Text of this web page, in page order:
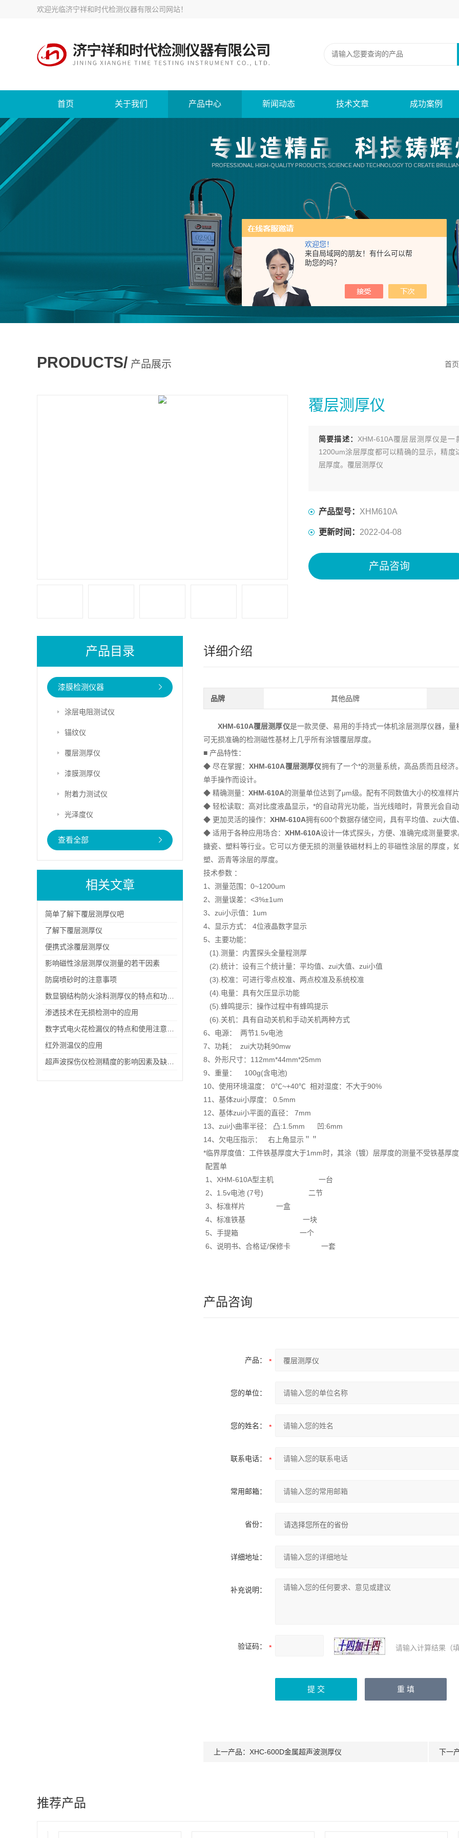
欢迎您！
来自局域网的朋友！有什么可以帮
助您的吗？
欢迎光临济宁祥和时代检测仪器有限公司网站！
首页 关于我们 产品中心 新闻动态 技术文章 成功案例
PRODUCTS/ 产品展示 首页
覆层测厚仪
简要描述： XHM-610A覆层层测厚仪是
1200um涂层厚度都可以精确的显示，精
层厚度。覆层测厚仪
产品型号： XHM610A
更新时间： 2022-04-08
产品咨询
产品目录
漆膜检测仪器
涂层电阻测试仪
锚纹仪
覆层测厚仪
漆膜测厚仪
附着力测试仪
光泽度仪
查看全部
相关文章
简单了解下覆层测厚仪吧
了解下覆层测厚仪
便携式涂覆层测厚仪
影响磁性涂层测厚仪测量的若干因素
防腐喷砂时的注意事项
渗透技术在无损检测中的应用
红外测温仪的应用
详细介绍
品牌 其他品牌
XHM-610A覆层测厚仪是一款灵便、易用的手持式一体机涂层测厚仪器，
可无损准确的检测磁性基材上几乎所有涂镀覆层厚度。
■ 产品特性：
◆ 尽在掌握：XHM-610A覆层测厚仪拥有了一个*的测量系统，高品质而且经
单手操作而设计。
◆ 精确测量： XHM-610A的测量单位达到了μm级。配有不同数值大小的校准样
◆ 轻松读取：高对比度液晶显示，*的自动背光功能，当光线暗时，背景光会自
◆ 更加灵活的操作： XHM-610A拥有600个数据存储空间，具有平均值、zui大
◆ 适用于各种应用场合： XHM-610A设计一体式探头，方便、准确完成测量要
搪瓷、塑料等行业。它可以方便无损的测量铁磁材料上的非磁性涂层的厚度
塑、沥青等涂层的厚度。
技术参数 ：
1、测量范围：0~1200um
2、测量误差：<3%±1um
3、zui小示值：1um
4、显示方式： 4位液晶数字显示
5、主要功能：
(1).测量：内置探头全量程测厚
(2).统计：设有三个统计量：平均值、zui大值、zui小值
(3).校准：可进行零点校准、两点校准及系统校准
(4).电量：具有欠压显示功能
(5).蜂鸣提示：操作过程中有蜂鸣提示
(6).关机：具有自动关机和手动关机两种方式
6、电源： 两节1.5v电池
7、功耗： zui大功耗90mw
8、外形尺寸：112mm*44mm*25mm
9、重量： 100g(含电池)
10、使用环境温度： 0℃~+40℃ 相对湿度：不大于90%
11、基体zui小厚度： 0.5mm
12、基体zui小平面的直径： 7mm
13、zui小曲率半径： 凸:1.5mm 凹:6mm
14、欠电压指示： 右上角显示＂＂
*临界厚度值：工件铁基厚度大于1mm时，其涂（镀）层厚度的测量不受铁基厚
配置单
1、XHM-610A型主机 一台
2、1.5v电池 (7号) 二节
3、标准样片 一盒
4、标准铁基 一块
5、手提箱 一个
6、说明书、合格证/保修卡 一套
产品咨询
产品：
您的单位：
您的姓名：
联系电话：
常用邮箱：
省份：
详细地址：
补充说明：
验证码： 请输入计算结果（
上一产品： XHC-600D金属超声波测厚仪 下一
推荐产品